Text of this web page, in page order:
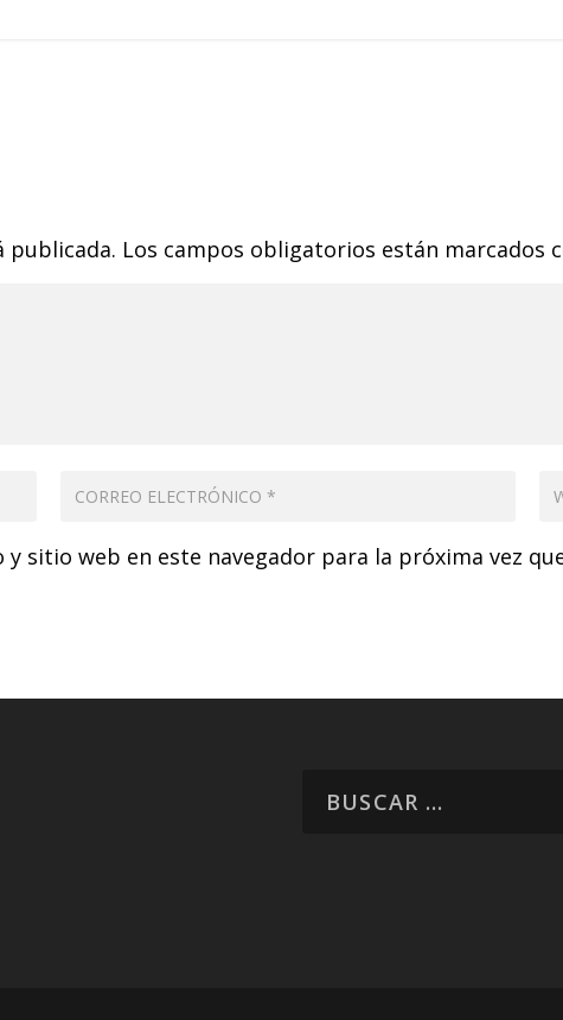
publicada. Los campos obligatorios están marcados
sitio web en este navegador para la próxima vez